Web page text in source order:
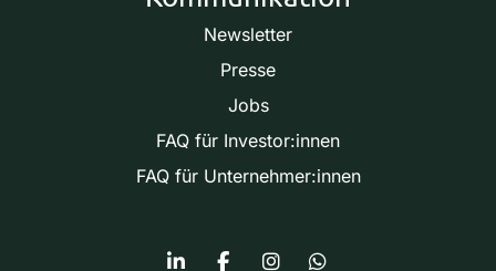
Newsletter
Presse
Jobs
FAQ für Investor:innen
FAQ für Unternehmer:innen